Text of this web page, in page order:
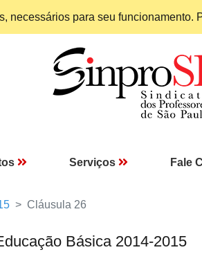
necessários para seu funcionamento.
Serviços Fale
Cláusula 26
Básica 2014-2015